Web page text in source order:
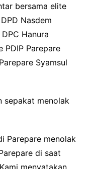
bersama elite
Nasdem
Hanura
PDIP Parepare
Syamsul
sepakat menolak
Parepare menolak
di saat
menyatakan